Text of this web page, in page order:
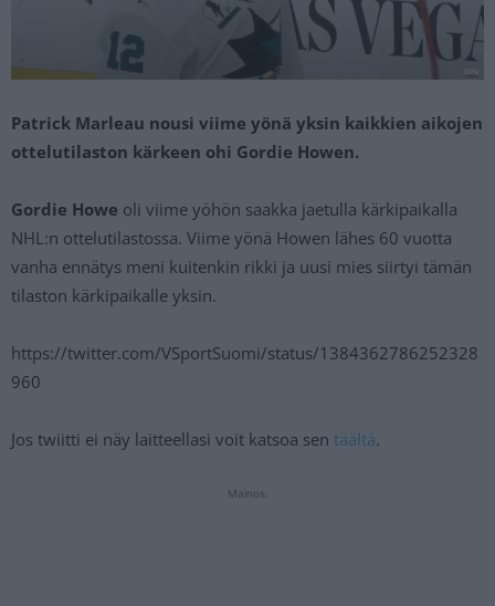
Patrick Marleau nousi viime yönä yksin kaikkien aikojen
ottelutilaston kärkeen ohi Gordie Howen.
Gordie Howe oli viime yöhön saakka jaetulla kärkipaikalla
NHL:n ottelutilastossa. Viime yönä Howen lähes 60 vuotta
vanha ennätys meni kuitenkin rikki ja uusi mies siirtyi tämän
tilaston kärkipaikalle yksin.
https://twitter.com/VSportSuomi/status/1384362786252328
960
Jos twiitti ei näy laitteellasi voit katsoa sen täältä.
Mainos: